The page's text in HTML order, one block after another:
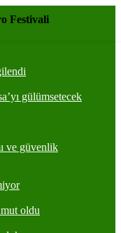
gülümsetecek
ve güvenlik
oldu
Festivali